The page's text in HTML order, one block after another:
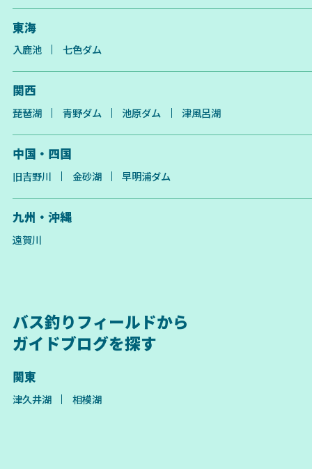
東海
入鹿池 七色ダム
関西
琵琶湖 青野ダム 池原ダム 津風呂湖
中国・四国
旧吉野川 金砂湖 早明浦ダム
九州・沖縄
遠賀川
バス釣りフィールドから
ガイドブログを探す
関東
津久井湖 相模湖